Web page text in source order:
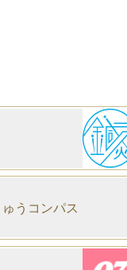
ゅうコンパス